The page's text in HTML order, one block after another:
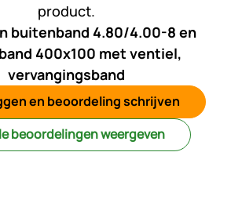
product.
buitenband 4.80/4.00-8 en
400x100 met ventiel,
vervangingsband
en beoordeling schrijven
beoordelingen weergeven